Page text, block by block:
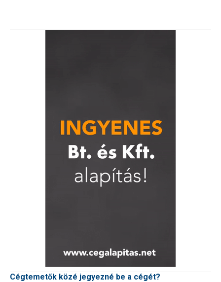
Cégtemetők közé jegyezné be a cégét?